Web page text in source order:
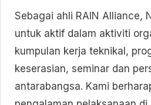
Sebagai ahli RAIN Alliance,
untuk aktif dalam aktiviti
kumpulan kerja teknikal,
keserasian, seminar dan
antarabangsa. Kami